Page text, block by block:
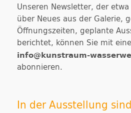
Unseren Newsletter, der
über Neues aus der Galerie,
Öffnungszeiten, geplante
berichtet, können Sie mit
info@kunstraum-
abonnieren.
In der Ausstellung